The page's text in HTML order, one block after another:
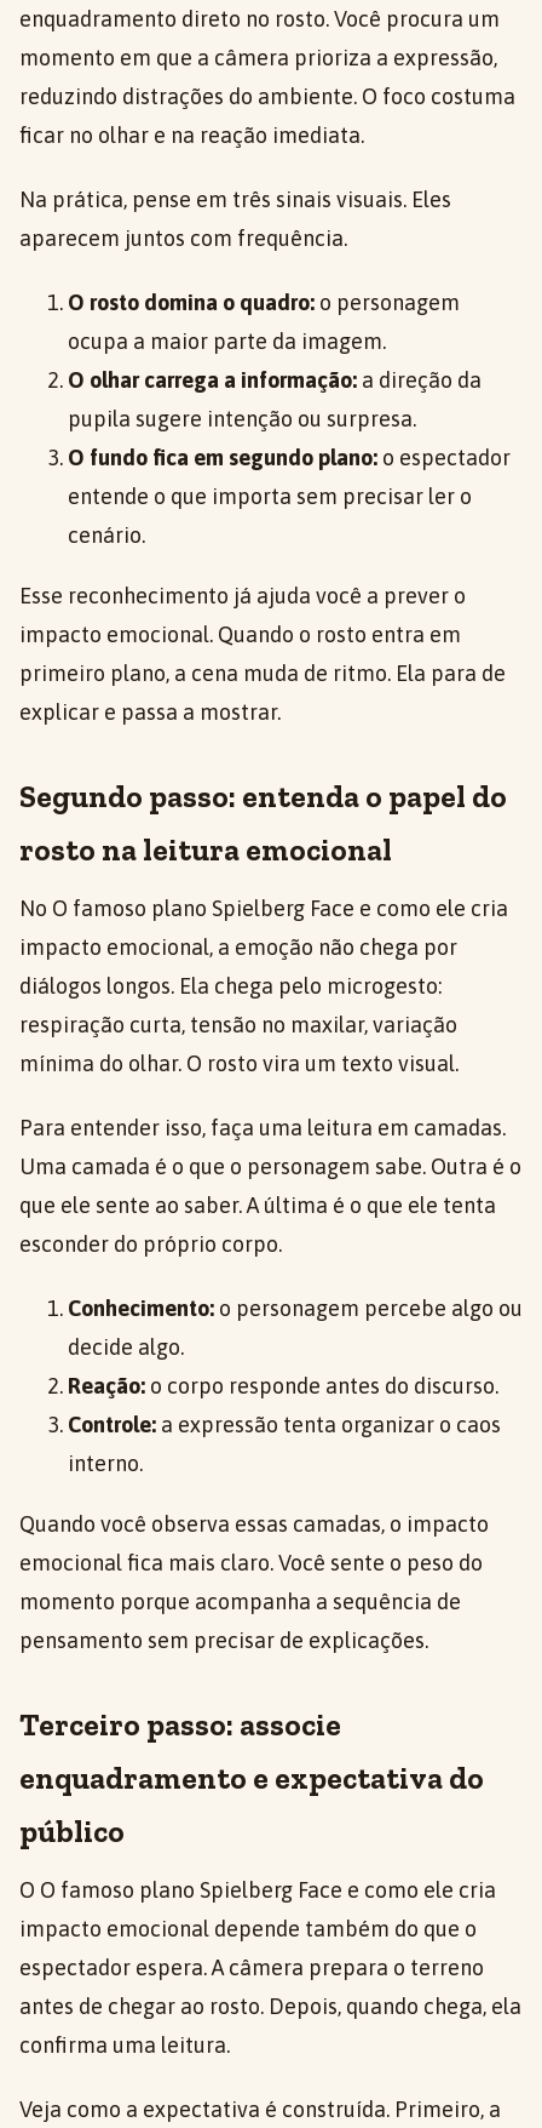
enquadramento direto no rosto. Você procura um
momento em que a câmera prioriza a expressão,
reduzindo distrações do ambiente. O foco costuma
ficar no olhar e na reação imediata.
Na prática, pense em três sinais visuais. Eles
aparecem juntos com frequência.
O rosto domina o quadro: o personagem
ocupa a maior parte da imagem.
O olhar carrega a informação: a direção da
pupila sugere intenção ou surpresa.
O fundo fica em segundo plano: o espectador
entende o que importa sem precisar ler o
cenário.
Esse reconhecimento já ajuda você a prever o
impacto emocional. Quando o rosto entra em
primeiro plano, a cena muda de ritmo. Ela para de
explicar e passa a mostrar.
Segundo passo: entenda o papel do
rosto na leitura emocional
No O famoso plano Spielberg Face e como ele cria
impacto emocional, a emoção não chega por
diálogos longos. Ela chega pelo microgesto:
respiração curta, tensão no maxilar, variação
mínima do olhar. O rosto vira um texto visual.
Para entender isso, faça uma leitura em camadas.
Uma camada é o que o personagem sabe. Outra é o
que ele sente ao saber. A última é o que ele tenta
esconder do próprio corpo.
Conhecimento: o personagem percebe algo ou
decide algo.
Reação: o corpo responde antes do discurso.
Controle: a expressão tenta organizar o caos
interno.
Quando você observa essas camadas, o impacto
emocional fica mais claro. Você sente o peso do
momento porque acompanha a sequência de
pensamento sem precisar de explicações.
Terceiro passo: associe
enquadramento e expectativa do
público
O O famoso plano Spielberg Face e como ele cria
impacto emocional depende também do que o
espectador espera. A câmera prepara o terreno
antes de chegar ao rosto. Depois, quando chega, ela
confirma uma leitura.
Veja como a expectativa é construída. Primeiro, a